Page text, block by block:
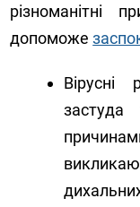
різноманітні
допоможе
Вірусні